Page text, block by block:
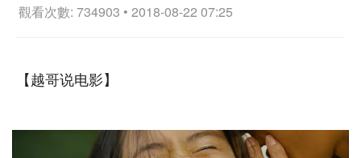
觀看次數: 734903 • 2018-08-22 07:25
【越哥说电影】